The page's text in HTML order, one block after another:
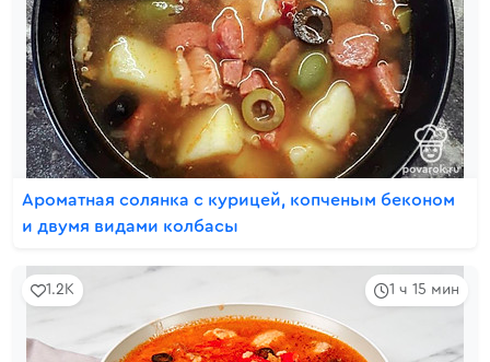
Ароматная солянка с курицей, копченым беконом
и двумя видами колбасы
1 ч 15 мин
1.2K